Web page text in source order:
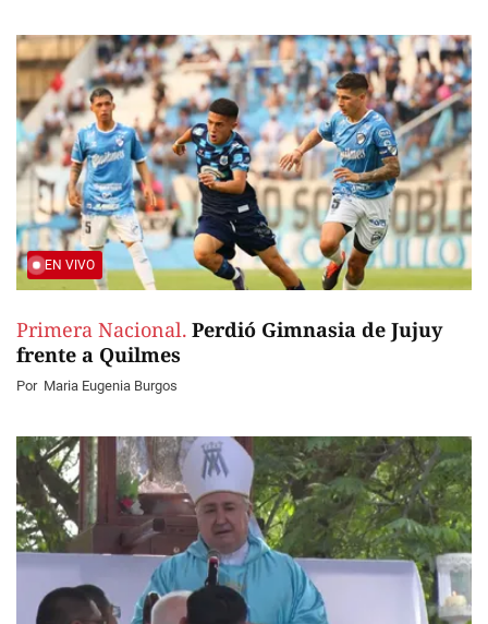
EN VIVO
Primera Nacional. Perdió Gimnasia de Jujuy
frente a Quilmes
Por Maria Eugenia Burgos